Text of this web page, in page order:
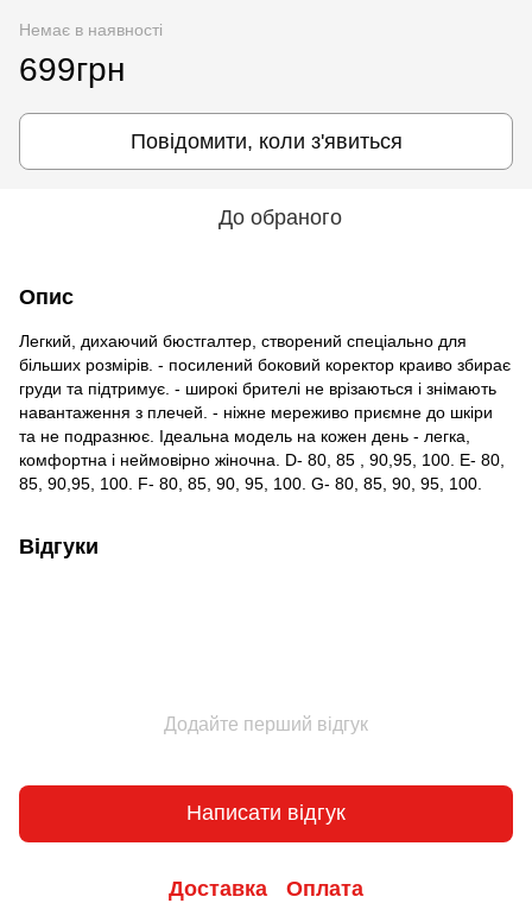
Немає в наявності
699грн
Повідомити, коли з'явиться
До обраного
Опис
Легкий, дихаючий бюстгалтер, створений спеціально для
більших розмірів. - посилений боковий коректор краиво збирає
груди та підтримує. - широкі брителі не врізаються і знімають
навантаження з плечей. - ніжне мереживо приємне до шкіри
та не подразнює. Ідеальна модель на кожен день - легка,
комфортна і неймовірно жіночна. D- 80, 85 , 90,95, 100. E- 80,
85, 90,95, 100. F- 80, 85, 90, 95, 100. G- 80, 85, 90, 95, 100.
Відгуки
Додайте перший відгук
Написати відгук
Доставка Оплата